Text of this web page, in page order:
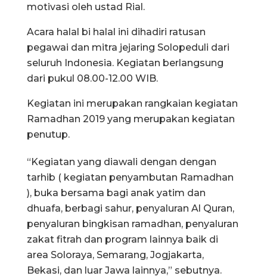
motivasi oleh ustad Rial.
Acara halal bi halal ini dihadiri ratusan
pegawai dan mitra jejaring Solopeduli dari
seluruh Indonesia. Kegiatan berlangsung
dari pukul 08.00-12.00 WIB.
Kegiatan ini merupakan rangkaian kegiatan
Ramadhan 2019 yang merupakan kegiatan
penutup.
“Kegiatan yang diawali dengan dengan
tarhib ( kegiatan penyambutan Ramadhan
), buka bersama bagi anak yatim dan
dhuafa, berbagi sahur, penyaluran Al Quran,
penyaluran bingkisan ramadhan, penyaluran
zakat fitrah dan program lainnya baik di
area Soloraya, Semarang, Jogjakarta,
Bekasi, dan luar Jawa lainnya,” sebutnya.